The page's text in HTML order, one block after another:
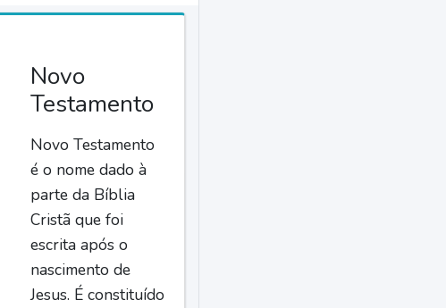
Novo
Testamento
Novo Testamento
é o nome dado à
parte da Bíblia
Cristã que foi
escrita após o
nascimento de
Jesus. É constituído